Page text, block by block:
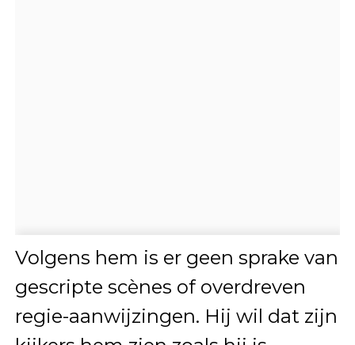
Volgens hem is er geen sprake van
gescripte scènes of overdreven
regie-aanwijzingen. Hij wil dat zijn